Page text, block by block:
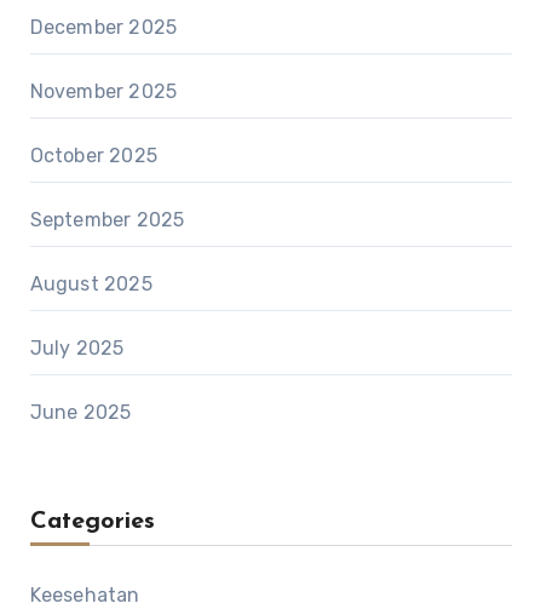
December 2025
November 2025
October 2025
September 2025
August 2025
July 2025
June 2025
Categories
Keesehatan